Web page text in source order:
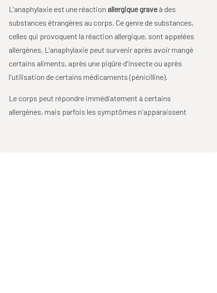
L'anaphylaxie est une réaction allergique graveà des
substances étrangères au corps. Ce genre de substances,
celles qui provoquent la réaction allergique, sont appelées
allergènes. L'anaphylaxie peut survenir après avoir mangé
certains aliments, après une piqûre d'insecte ou après
l'utilisation de certains médicaments (pénicilline).
Le corps peut répondre immédiatement à certains
allergènes, mais parfois les symptômes n'apparaissent